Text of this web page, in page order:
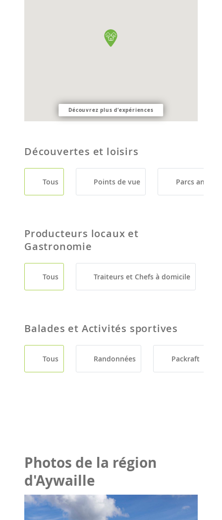
Découvrez plus d'expériences
Découvertes et loisirs
Tous Points de vue Parcs
Producteurs locaux et
Gastronomie
Tous Traiteurs et Chefs à domicile
Balades et Activités sportives
Tous Randonnées Packraft
Photos de la région
d'Aywaille